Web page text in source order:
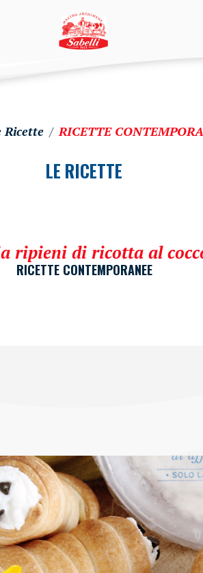
Ricette RICETTE
LE RICETTE
ripieni di ricotta al
RICETTE CONTEMPORANEE